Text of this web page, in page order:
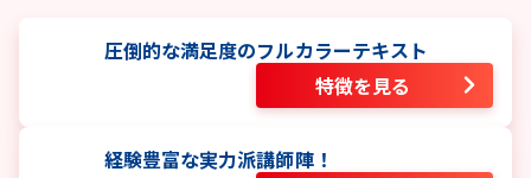
圧倒的な満足度のフルカラーテキスト
特徴を見る
経験豊富な実力派講師陣！